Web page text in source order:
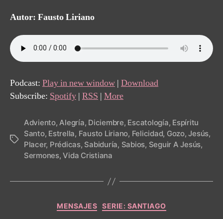
Autor: Fausto Liriano
Podcast: Play in new window | Download
Subscribe: Spotify | RSS | More
Tags
Adviento,Alegría, Diciembre, Escatología, Espíritu
Santo, Estrella, Fausto Liriano, Felicidad, Gozo,Jesús,
Placer, Prédicas, Sabiduría, Sabios, Seguir A Jesús,
Sermones,Vida Cristiana
Categories
MENSAJES SERIE: SANTIAGO